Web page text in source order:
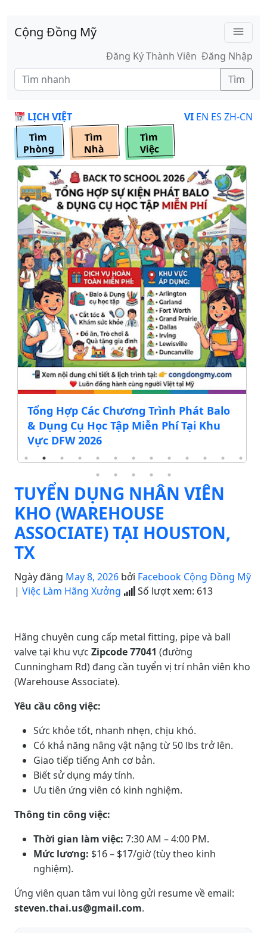
Cộng Đồng Mỹ
menu
Đăng Ký Thành Viên Đăng Nhập
Tìm
LỊCH VIỆT VI EN ES ZH-CN
Tìm
Phòng
Tìm
Nhà
Tìm
Việc
Tổng Hợp Các Chương Trình Phát Balo
& Dụng Cụ Học Tập Miễn Phí Tại Khu
Vực DFW 2026
TUYỂN DỤNG NHÂN VIÊN
KHO (WAREHOUSE
ASSOCIATE) TẠI HOUSTON,
TX
Ngày đăng May 8, 2026 bởi Facebook Cộng Đồng Mỹ
| Việc Làm Hãng Xưởng Số lượt xem: 613
Hãng chuyên cung cấp metal fitting, pipe và ball
valve tại khu vực Zipcode 77041 (đường
Cunningham Rd) đang cần tuyển vị trí nhân viên kho
(Warehouse Associate).
Yêu cầu công việc:
Sức khỏe tốt, nhanh nhẹn, chịu khó.
Có khả năng nâng vật nặng từ 50 lbs trở lên.
Giao tiếp tiếng Anh cơ bản.
Biết sử dụng máy tính.
Ưu tiên ứng viên có kinh nghiệm.
Thông tin công việc:
Thời gian làm việc: 7:30 AM – 4:00 PM.
Mức lương: $16 – $17/giờ (tùy theo kinh
nghiệm).
Ứng viên quan tâm vui lòng gửi resume về email:
steven.thai.us@gmail.com.